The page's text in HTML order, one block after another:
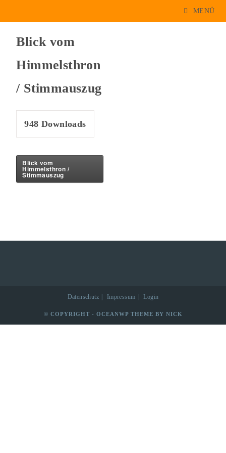
MENÜ
Blick vom
Himmelsthron
/ Stimmauszug
948 Downloads
Blick vom
Himmelsthron /
Stimmauszug
Datenschutz Impressum Login
© COPYRIGHT - OCEANWP THEME BY NICK